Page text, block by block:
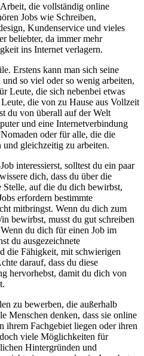
die vollständig online
Jobs wie Schreiben,
Kundenservice und vieles
beliebter, da immer mehr
ins Internet verlagern.
Erstens kann man sich seine
so viel oder so wenig arbeiten,
Leute, die sich nebenbei etwas
die von zu Hause aus Vollzeit
du von überall auf der Welt
und eine Internetverbindung
oder für alle, die die
gleichzeitig zu arbeiten.
interessierst, solltest du ein paar
dich, dass du über die
auf die du dich bewirbst,
erfordern bestimmte
mitbringst. Wenn du dich zum
bewirbst, musst du gut schreiben
du dich für einen Job im
du ausgezeichnete
die Fähigkeit, mit schwierigen
darauf, dass du diese
hervorhebst, damit du dich von
zu bewerben, die außerhalb
Menschen denken, dass sie online
ihrem Fachgebiet liegen oder ihren
viele Möglichkeiten für
Hintergründen und